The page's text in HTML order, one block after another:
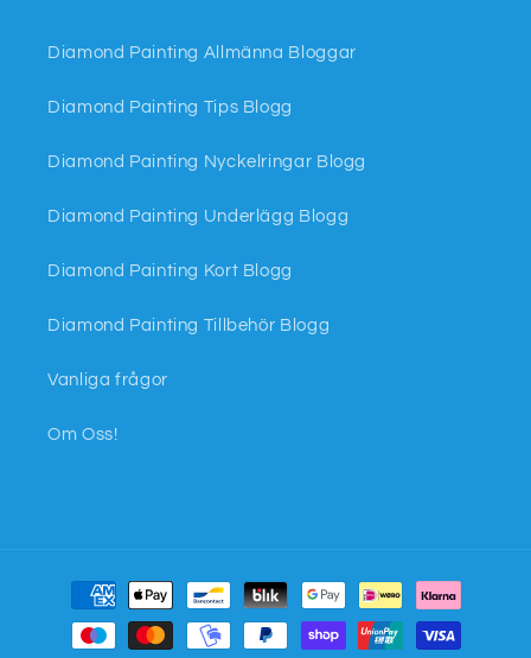
Diamond Painting Allmänna Bloggar
Diamond Painting Tips Blogg
Diamond Painting Nyckelringar Blogg
Diamond Painting Underlägg Blogg
Diamond Painting Kort Blogg
Diamond Painting Tillbehör Blogg
Vanliga frågor
Om Oss!
Betalningsmetoder